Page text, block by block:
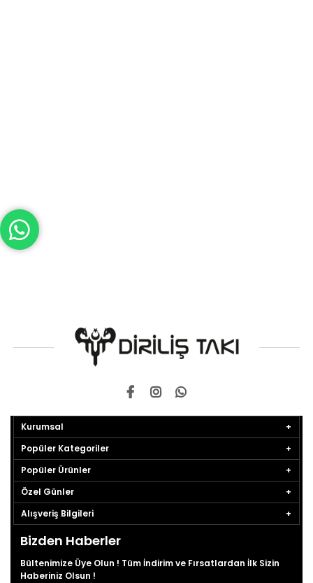
Kurumsal
Popüler Kategoriler
Popüler Ürünler
Özel Günler
Alışveriş Bilgileri
Bizden Haberler
Bültenimize Üye Olun ! Tüm İndirim ve Fırsatlardan İlk Sizin
Haberiniz Olsun !